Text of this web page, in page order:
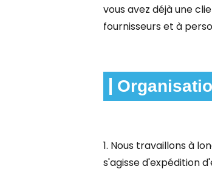
vous avez déjà une
fournisseurs et à
1. Nous travaillons à
s'agisse d'expédition